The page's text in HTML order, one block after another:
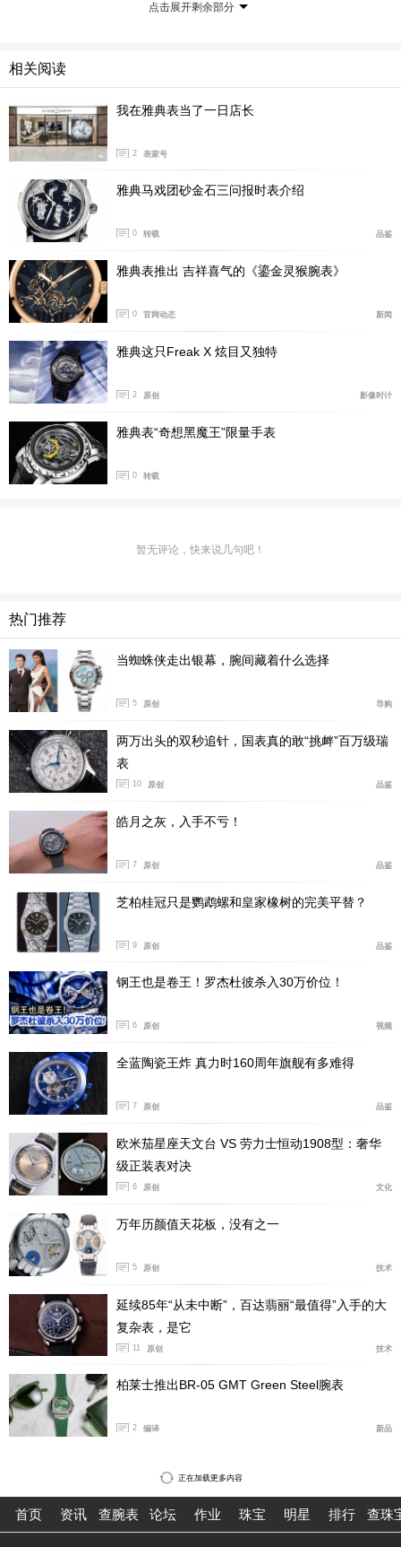
型号 736-61/E2-OIL
限量 18 枚
机芯 ：UN-73机芯
動力儲存 ：约36 小时
上链方式 ：手动上链
功能 ：三问报时表 報時、報刻、報分 自动报时装置 活动
装置
表壳 ：18K玫瑰金
直径 ：42 毫米
防水 ：30 米
表面 ：内填珐琅表面上有三个18K金活动装置
表镜 ： 防眩光抗磨损蓝宝石水晶玻璃
表背 ：蓝宝石水晶玻璃，以螺丝固定
表冠 ：防水表冠
表带 ：鳄鱼皮真皮表带搭配折叠表扣
更多详情请点击 腕表之家日内瓦表展直播专题：
neva.xbiao.com/
点击展开剩余部分
相关阅读
我在雅典表当了一日店长
2 表家号
雅典马戏团砂金石三问报时表介绍
0 转载 品鉴
雅典表推出 吉祥喜气的《鎏金灵猴腕表》
0 官网动态 新闻
雅典这只Freak X 炫目又独特
2 原创 影像时计
雅典表“奇想黑魔王”限量手表
0 转载
暂无评论，快来说几句吧！
热门推荐
当蜘蛛侠走出银幕，腕间藏着什么选择
5 原创 导购
两万出头的双秒追针，国表真的敢“挑衅”百万级瑞
表
10 原创 品鉴
皓月之灰，入手不亏！
7 原创 品鉴
芝柏桂冠只是鹦鹉螺和皇家橡树的完美平替？
9 原创 品鉴
钢王也是卷王！罗杰杜彼杀入30万价位！
6 原创 视频
全蓝陶瓷王炸 真力时160周年旗舰有多难得
7 原创 品鉴
欧米茄星座天文台 VS 劳力士恒动1908型：奢华
级正装表对决
6 原创 文化
万年历颜值天花板，没有之一
5 原创 技术
延续85年“从未中断”，百达翡丽“最值得”入手的大
复杂表，是它
11 原创 技术
柏莱士推出BR-05 GMT Green Steel腕表
2 编译 新品
正在加载更多内容
首页 资讯 查腕表 论坛 作业 珠宝 明星 排行 查珠